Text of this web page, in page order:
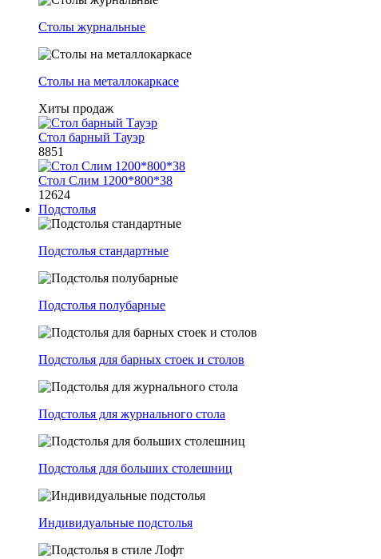
Столы журнальные
Столы на металлокаркасе
Хиты продаж
Стол барный Тауэр
8851
Стол Слим 1200*800*38
12624
Подстолья
Подстолья стандартные
Подстолья полубарные
Подстолья для барных стоек и столов
Подстолья для журнального стола
Подстолья для больших столешниц
Индивидуальные подстолья